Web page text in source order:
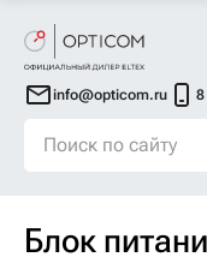
info@opticom.ru 8
Блок